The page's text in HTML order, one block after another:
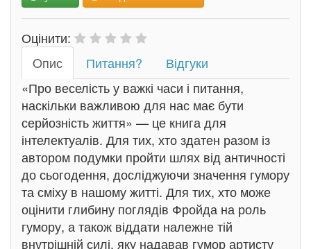
Оцінити:
Oпис
Питання?
Відгуки
«Про веселість у важкі часи і питання,
наскільки важливою для нас має бути
серйозність життя» — це книга для
інтелектуалів. Для тих, хто здатен разом із
автором подумки пройти шлях від античності
до сьогодення, досліджуючи значення гумору
та сміху в нашому житті. Для тих, хто може
оцінити глибину поглядів Фройда на роль
гумору, а також віддати належне тій
внутрішній силі, яку надавав гумор артисту